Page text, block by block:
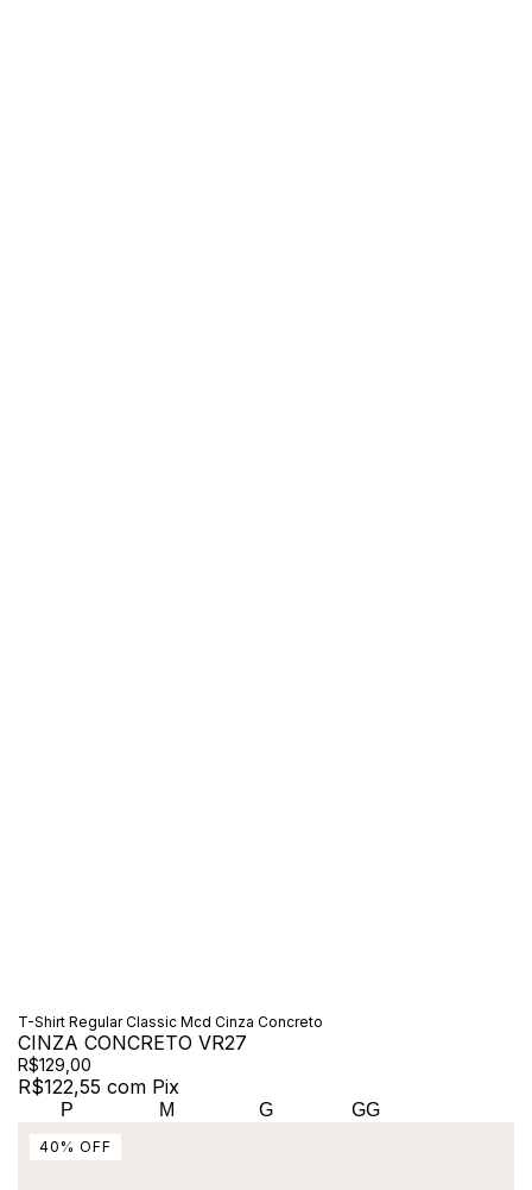
T-Shirt Regular Classic Mcd Cinza Concreto
CINZA CONCRETO VR27
R$129,00
R$122,55 com Pix
P M G GG
40 % OFF